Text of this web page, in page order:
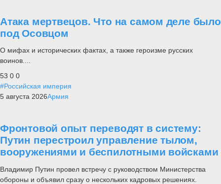
Атака мертвецов. Что на самом деле было
под Осовцом
О мифах и исторических фактах, а также героизме русских
воинов....
53 0 0
#Российская империя
5 августа 2026Армия
Фронтовой опыт переводят в систему:
Путин перестроил управление тылом,
вооружениями и беспилотными войсками
Владимир Путин провел встречу с руководством Министерства
обороны и объявил сразу о нескольких кадровых решениях.